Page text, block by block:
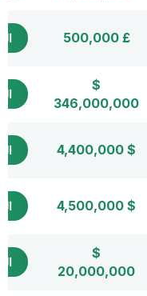
£ 500,000
$
346,000,000
$ 4,400,000
$ 4,500,000
$
20,000,000